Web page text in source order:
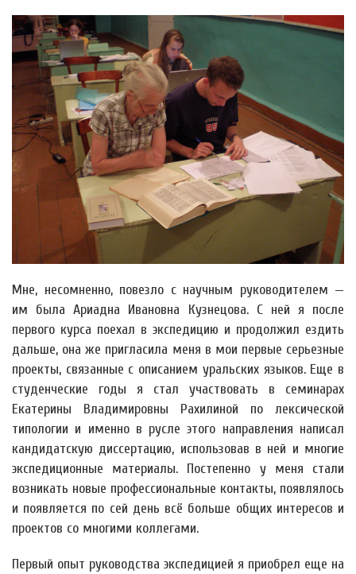
Мне, несомненно, повезло с научным руководителем —
им была Ариадна Ивановна Кузнецова. С ней я после
первого курса поехал в экспедицию и продолжил ездить
дальше, она же пригласила меня в мои первые серьезные
проекты, связанные с описанием уральских языков. Еще в
студенческие годы я стал участвовать в семинарах
Екатерины Владимировны Рахилиной по лексической
типологии и именно в русле этого направления написал
кандидатскую диссертацию, использовав в ней и многие
экспедиционные материалы. Постепенно у меня стали
возникать новые профессиональные контакты, появлялось
и появляется по сей день всё больше общих интересов и
проектов со многими коллегами.
Первый опыт руководства экспедицией я приобрел еще на